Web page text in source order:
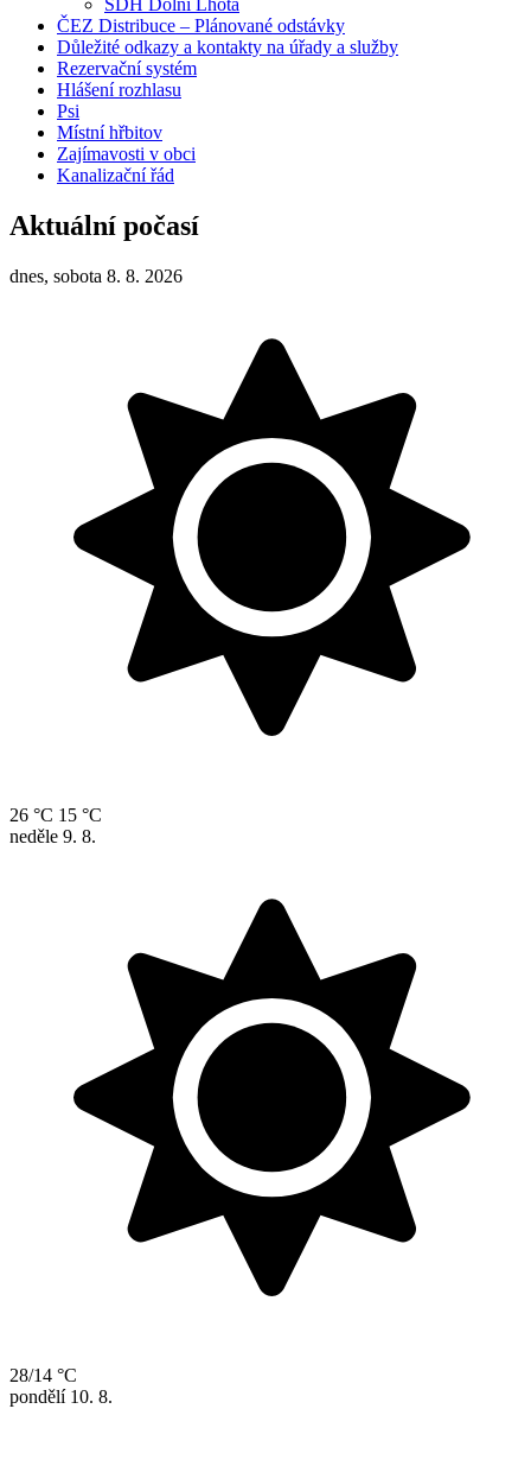
SDH Dolní Lhota
ČEZ Distribuce – Plánované odstávky
Důležité odkazy a kontakty na úřady a služby
Rezervační systém
Hlášení rozhlasu
Psi
Místní hřbitov
Zajímavosti v obci
Kanalizační řád
Aktuální počasí
dnes, sobota 8. 8. 2026
26 °C 15 °C
neděle 9. 8.
28/14 °C
pondělí 10. 8.